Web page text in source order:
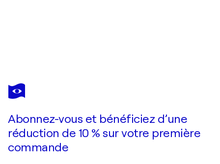
POL LEDENT
Colourful autumn 4426
Abonnez-vous et bénéficiez d’une
réduction de 10 % sur votre première
commande